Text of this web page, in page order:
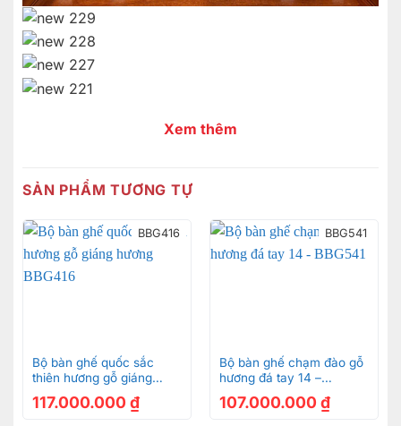
Xem thêm
SẢN PHẨM TƯƠNG TỰ
BBG416
Bộ bàn ghế quốc sắc
thiên hương gỗ giáng
hương BBG416
117.000.000 ₫
BBG541
Bộ bàn ghế chạm đào gỗ
hương đá tay 14 –
BBG541
107.000.000 ₫